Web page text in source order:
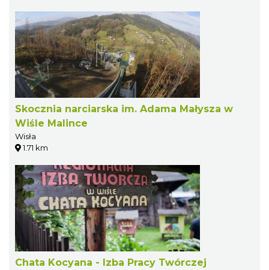
Skocznia narciarska im. Adama Małysza w
Wiśle Malince
Wisła
1.71 km
Chata Kocyana - Izba Pracy Twórczej